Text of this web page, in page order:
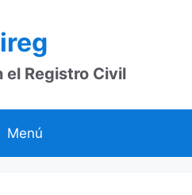
el Registro Civil
Menú